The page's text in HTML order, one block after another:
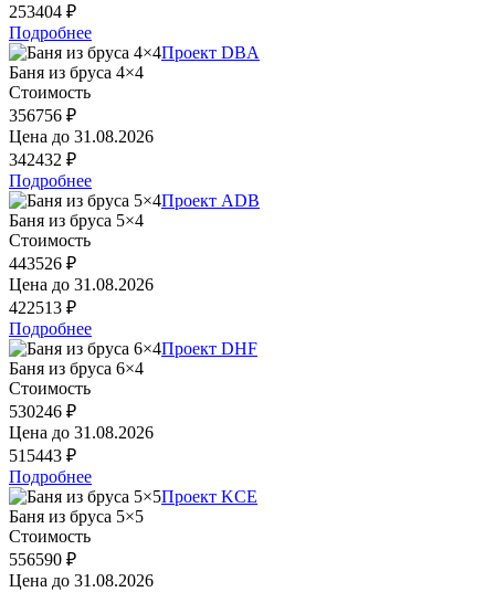
253404 ₽
Подробнее
Проект DBA
Баня из бруса 4×4
Стоимость
356756 ₽
Цена до 31.08.2026
342432 ₽
Подробнее
Проект ADB
Баня из бруса 5×4
Стоимость
443526 ₽
Цена до 31.08.2026
422513 ₽
Подробнее
Проект DHF
Баня из бруса 6×4
Стоимость
530246 ₽
Цена до 31.08.2026
515443 ₽
Подробнее
Проект KCE
Баня из бруса 5×5
Стоимость
556590 ₽
Цена до 31.08.2026